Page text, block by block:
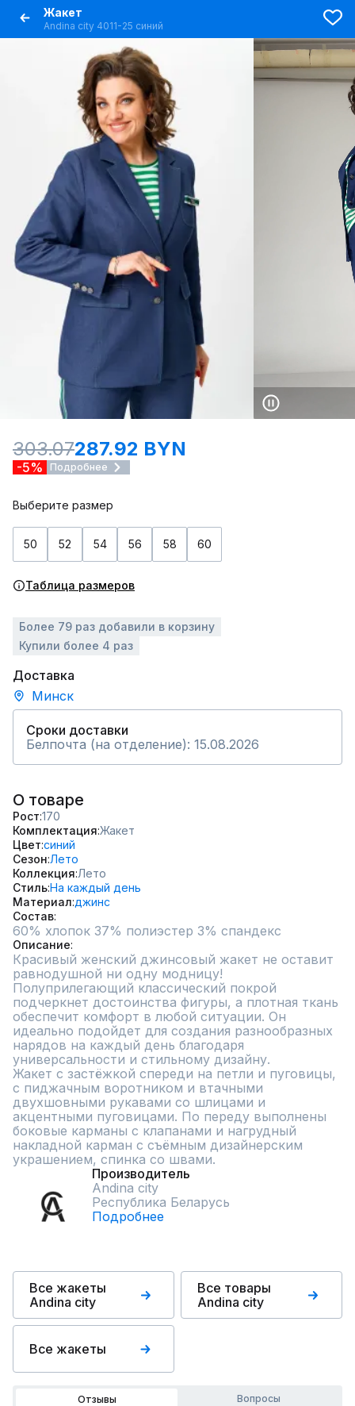
Жакет
Andina city 4011-25 синий
303.07287.92 BYN
-5% Подробнее
Выберите размер
50 52 54 56 58 60
Таблица размеров
Более 79 раз добавили в корзину
Купили более 4 раз
Доставка
Минск
Сроки доставки
Белпочта (на отделение): 15.08.2026
О товаре
Рост 170
Комплектация Жакет
Цвет синий
Сезон Лето
Коллекция Лето
СтильНа каждый день
Материал джинс
Состав
60% хлопок 37% полиэстер 3% спандекс
Описание
Красивый женский джинсовый жакет не оставит
равнодушной ни одну модницу!
Полуприлегающий классический покрой
подчеркнет достоинства фигуры, а плотная ткань
обеспечит комфорт в любой ситуации. Он
идеально подойдет для создания разнообразных
нарядов на каждый день благодаря
универсальности и стильному дизайну.
Жакет с застёжкой спереди на петли и пуговицы,
с пиджачным воротником и втачными
двухшовными рукавами со шлицами и
акцентными пуговицами. По переду выполнены
боковые карманы с клапанами и нагрудный
накладной карман с съёмным дизайнерским
украшением, спинка со швами.
Производитель
Andina city
Республика Беларусь
Подробнее
Все жакеты
Andina city
Все товары
Andina city
Все жакеты
Отзывы Вопросы